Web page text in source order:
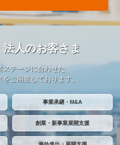
法人のお客さま
ステージに合わせた
ご用意しております。
事業承継・M&A
創業・新事業展開支援
海外進出・展開支援